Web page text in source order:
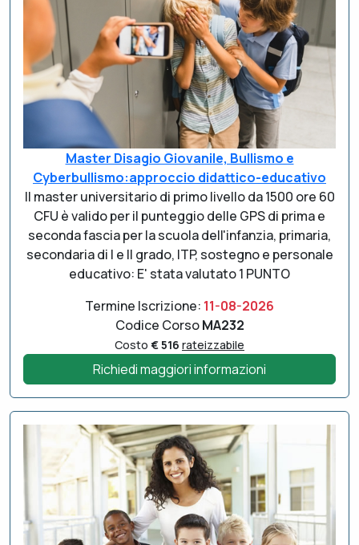
Master Disagio Giovanile, Bullismo e
Cyberbullismo:approccio didattico-educativo
Il master universitario di primo livello da 1500 ore 60
CFU è valido per il punteggio delle GPS di prima e
seconda fascia per la scuola dell'infanzia, primaria,
secondaria di I e II grado, ITP, sostegno e personale
educativo: E' stata valutato 1 PUNTO
Termine Iscrizione: 11-08-2026
Codice CorsoMA232
Costo € 516 rateizzabile
Richiedi maggiori informazioni